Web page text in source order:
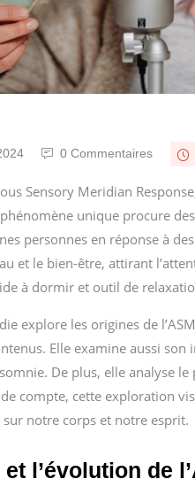
0 Commentaires
Sensory Meridian
unique procure
personnes en réponse à
et le bien-être, attirant
à dormir et outil de
explore les origines de
Elle examine aussi
De plus, elle analyse le
compte, cette exploration
notre corps et notre esprit.
l’évolution de